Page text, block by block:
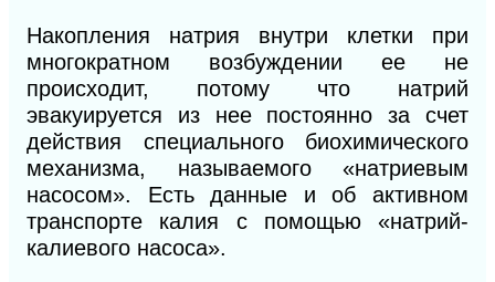
Накопления натрия внутри клетки при
многократном возбуждении ее не
происходит, потому что натрий
эвакуируется из нее постоянно за счет
действия специального биохимического
механизма, называемого «натриевым
насосом». Есть данные и об активном
транспорте калия с помощью «натрий-
калиевого насоса».